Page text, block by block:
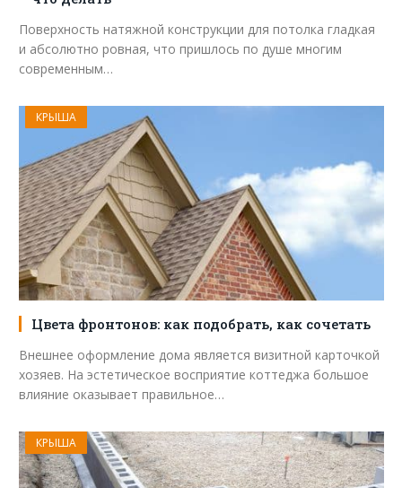
Поверхность натяжной конструкции для потолка гладкая
и абсолютно ровная, что пришлось по душе многим
современным…
КРЫША
Цвета фронтонов: как подобрать, как сочетать
Внешнее оформление дома является визитной карточкой
хозяев. На эстетическое восприятие коттеджа большое
влияние оказывает правильное…
КРЫША